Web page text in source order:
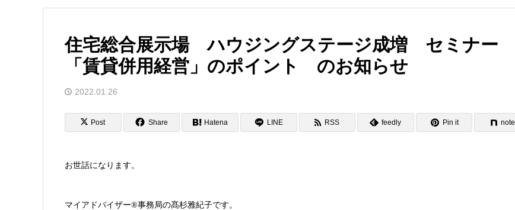
住宅総合展示場 ハウジングステージ成増 セミナー
「賃貸併用経営」のポイント のお知らせ
2022.01.26
Post Share Hatena LINE RSS feedly Pin it note
お世話になります。
マイアドバイザー®事務局の髙杉雅紀子です。